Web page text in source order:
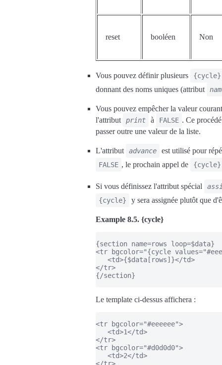
reset booléen Non
Vous pouvez définir plusieurs {cycle}
donnant des noms uniques (attribut
Vous pouvez empêcher la valeur
l'attribut
print à FALSE . Ce
passer outre une valeur de la liste.
L'attribut advance est utilisé pour
FALSE , le prochain appel de {cycle}
Si vous définissez l'attribut spécial
{cycle}
y sera assignée plutôt que
Example 8.5. {cycle}
{section name=rows loop=$data}
<tr bgcolor="{cycle
   <td>{$data[rows]}</td>
</tr>
{/section}
Le template ci-dessus affichera :
<tr bgcolor="#eeeeee">
   <td>1</td>
</tr>
<tr bgcolor="#d0d0d0">
   <td>2</td>